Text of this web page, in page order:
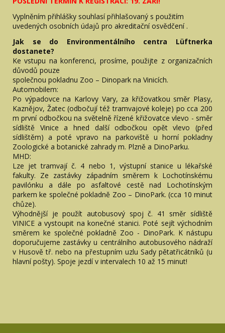
Vyplněním přihlášky souhlasí přihlašovaný s použitím
uvedených osobních údajů pro akreditační osvědčení .
Jak se do Environmentálního centra Lüftnerka
dostanete?
Ke vstupu na konferenci, prosíme, použijte z organizačních
důvodů pouze
společnou pokladnu Zoo – Dinopark na Vinicích.
Automobilem:
Po výpadovce na Karlovy Vary, za křižovatkou směr Plasy,
Kaznějov, Žatec (odbočují též tramvajové koleje) po cca 200
m první odbočkou na světelně řízené křižovatce vlevo - směr
sídliště Vinice a hned další odbočkou opět vlevo (před
sídlištěm) a poté vpravo na parkoviště u horní pokladny
Zoologické a botanické zahrady m. Plzně a DinoParku.
MHD:
Lze jet tramvají č. 4 nebo 1, výstupní stanice u lékařské
fakulty. Ze zastávky západním směrem k Lochotínskému
pavilónku a dále po asfaltové cestě nad Lochotínským
parkem ke společné pokladně Zoo – DinoPark. (cca 10 minut
chůze).
Výhodnější je použít autobusový spoj č. 41 směr sídliště
VINICE a vystoupit na konečné stanici. Poté sejít východním
směrem ke společné pokladně Zoo - DinoPark. K nástupu
doporučujeme zastávky u centrálního autobusového nádraží
v Husově tř. nebo na přestupním uzlu Sady pětatřicátníků (u
hlavní pošty). Spoje jezdí v intervalech 10 až 15 minut!